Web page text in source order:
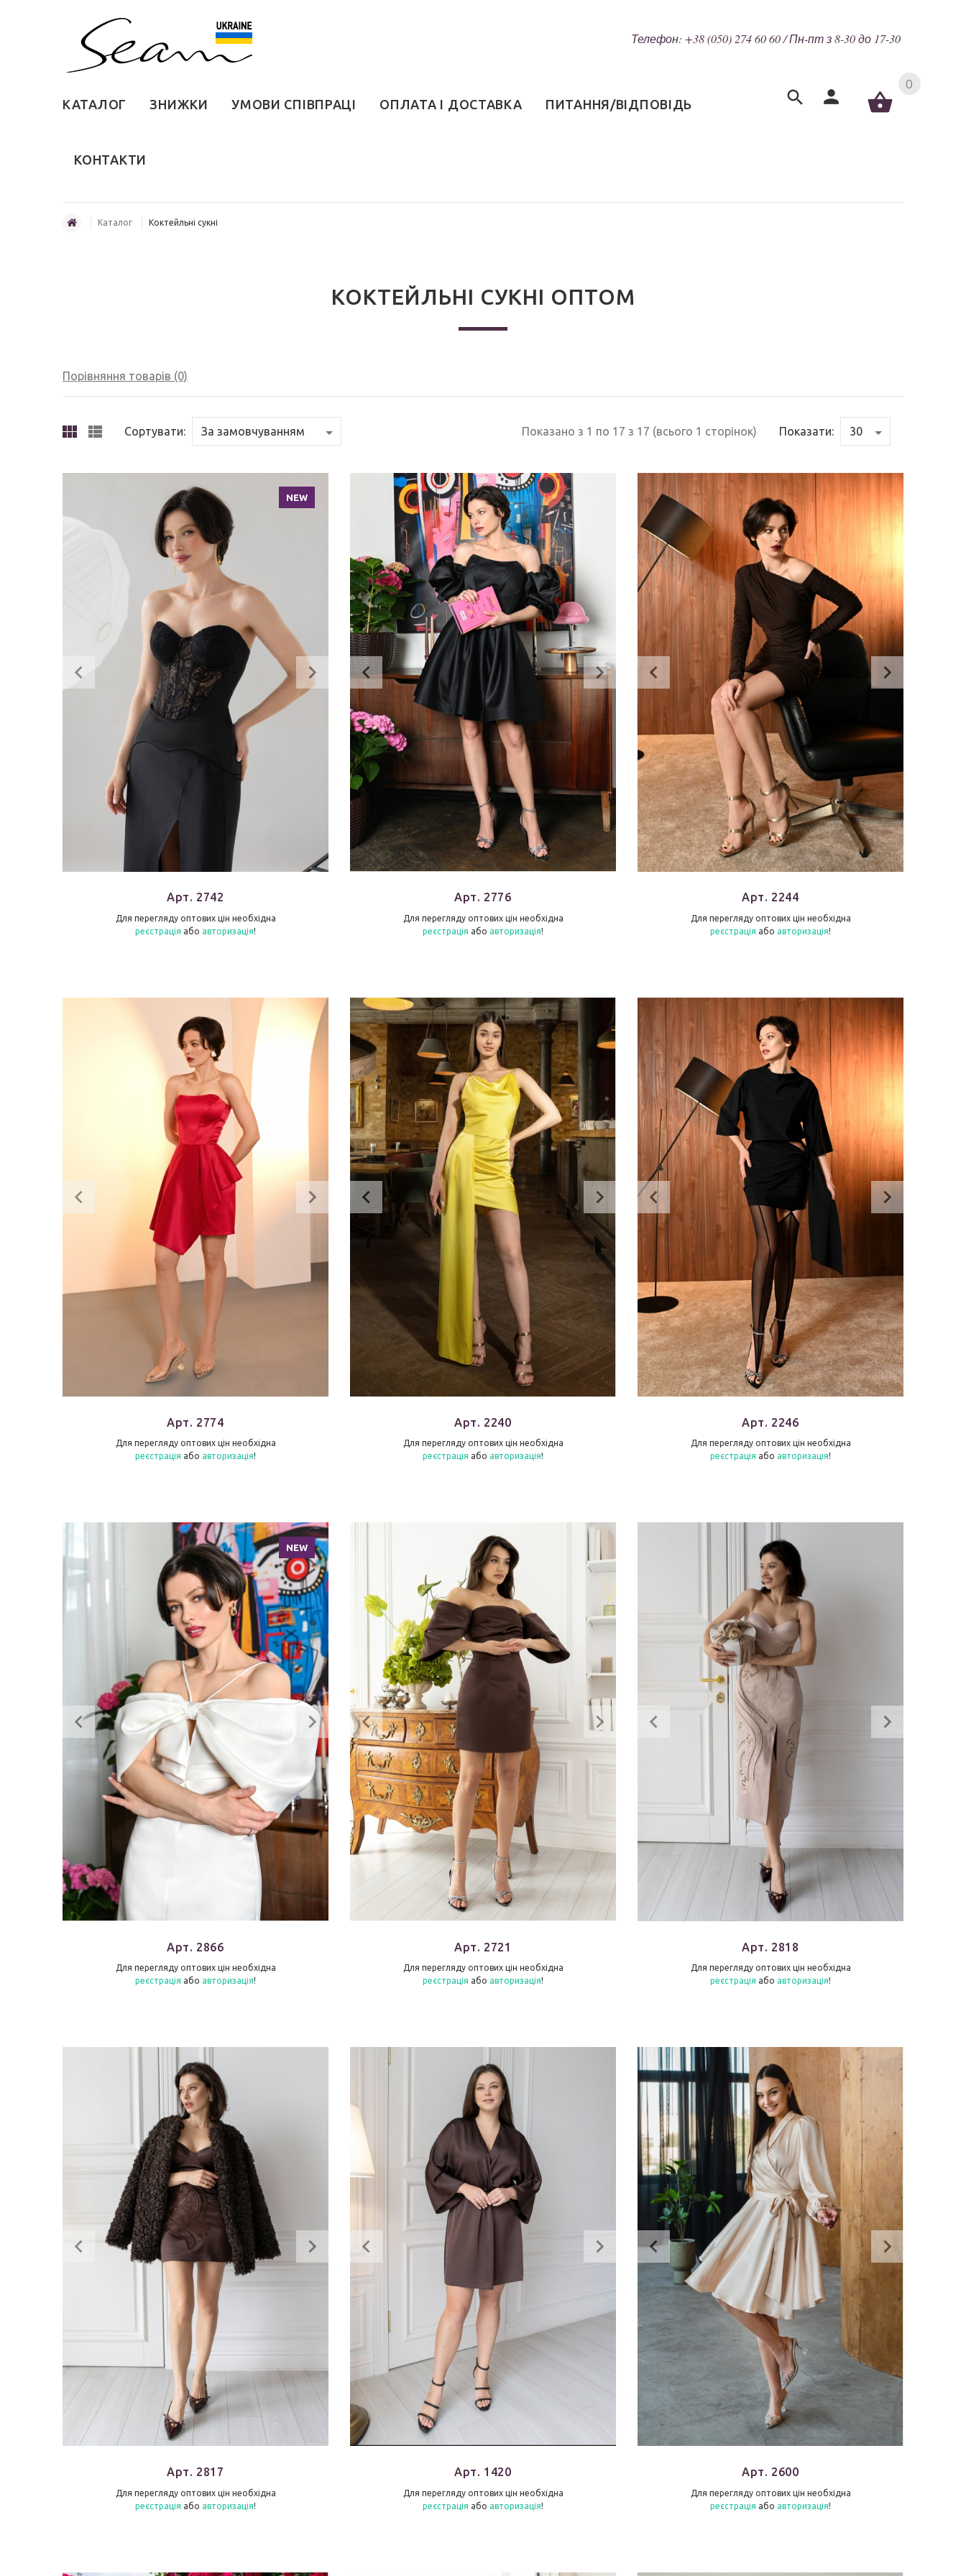
Телефон: +38 (050) 274 60 60 / Пн-пт з 8-30 до 17-30
КАТАЛОГ ЗНИЖКИ УМОВИ СПІВПРАЦІ ОПЛАТА І ДОСТАВКА ПИТАННЯ/ВІДПОВІДЬ
КОНТАКТИ
0
Каталог Коктейльні сукні
КОКТЕЙЛЬНІ СУКНІ ОПТОМ
Порівняння товарів (0)
Сортувати: Показано з 1 по 17 з 17 (всього 1 сторінок) Показати:
NEW
Арт. 2742
Для перегляду оптових цін необхідна
реєстрація або авторизація!
Арт. 2776
Для перегляду оптових цін необхідна
реєстрація або авторизація!
Арт. 2244
Для перегляду оптових цін необхідна
реєстрація або авторизація!
Арт. 2774
Для перегляду оптових цін необхідна
реєстрація або авторизація!
Арт. 2240
Для перегляду оптових цін необхідна
реєстрація або авторизація!
Арт. 2246
Для перегляду оптових цін необхідна
реєстрація або авторизація!
NEW
Арт. 2866
Для перегляду оптових цін необхідна
реєстрація або авторизація!
Арт. 2721
Для перегляду оптових цін необхідна
реєстрація або авторизація!
Арт. 2818
Для перегляду оптових цін необхідна
реєстрація або авторизація!
Арт. 2817
Для перегляду оптових цін необхідна
реєстрація або авторизація!
Арт. 1420
Для перегляду оптових цін необхідна
реєстрація або авторизація!
Арт. 2600
Для перегляду оптових цін необхідна
реєстрація або авторизація!